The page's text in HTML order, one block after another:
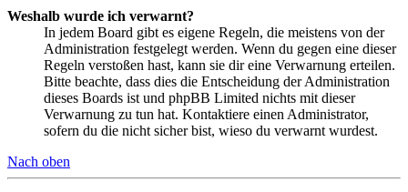
Weshalb wurde ich verwarnt?
In jedem Board gibt es eigene Regeln, die meistens von der
Administration festgelegt werden. Wenn du gegen eine dieser
Regeln verstoßen hast, kann sie dir eine Verwarnung erteilen.
Bitte beachte, dass dies die Entscheidung der Administration
dieses Boards ist und phpBB Limited nichts mit dieser
Verwarnung zu tun hat. Kontaktiere einen Administrator,
sofern du die nicht sicher bist, wieso du verwarnt wurdest.
Nach oben